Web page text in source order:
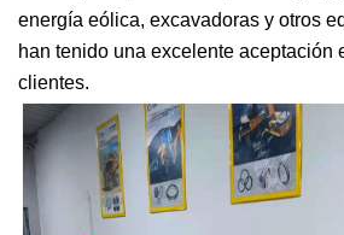
energía eólica, excavadoras y otros
han tenido una excelente aceptación
clientes.